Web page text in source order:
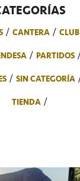
CANTERA CLUB
PARTIDOS
SIN CATEGORÍA
TIENDA